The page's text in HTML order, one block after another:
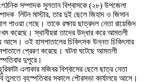
সম্পাদক সুলতান বিশ্বাসকে (২৮) উপজেলা
লিটন মাস্টার, তার দুই ছেলে জিহাদ ও জিসান
পাওয়া গেছে। তাকে রক্ষায় ছাত্রদল নেতা রায়েজিদ
করেছে। স্থানীয়রা তাদের উদ্ধার করে আমতলী
আসে। ওই হাসপাতালের চিকিৎসক উন্নত চিকিৎসার
প্রেরণ করেছে। ঘটনা ঘটেছে আমতলী
দুপুরে।
এলাকার মজিবর বিশ্বাসের ছেলে ছাত্র নেতা
তুলতে বৃহস্পতিবার সকালে পৌরসভা কার্যালয়ে আসে।